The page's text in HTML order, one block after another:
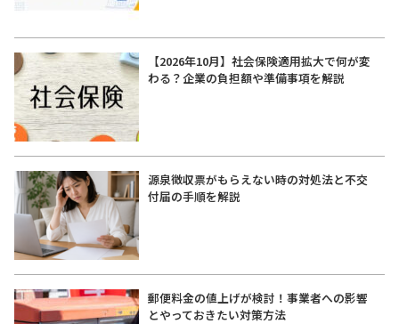
【2026年10月】社会保険適用拡大で何が変
わる？企業の負担額や準備事項を解説
源泉徴収票がもらえない時の対処法と不交
付届の手順を解説
郵便料金の値上げが検討！事業者への影響
とやっておきたい対策方法